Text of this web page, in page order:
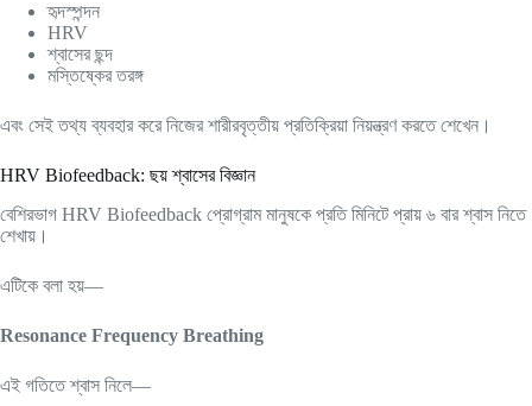
হৃদস্পন্দন
HRV
শ্বাসের ছন্দ
মস্তিষ্কের তরঙ্গ
এবং সেই তথ্য ব্যবহার করে নিজের শারীরবৃত্তীয় প্রতিক্রিয়া নিয়ন্ত্রণ করতে শেখেন।
HRV Biofeedback: ছয় শ্বাসের বিজ্ঞান
বেশিরভাগ HRV Biofeedback প্রোগ্রাম মানুষকে প্রতি মিনিটে প্রায় ৬ বার শ্বাস নিতে
শেখায়।
এটিকে বলা হয়—
Resonance Frequency Breathing
এই গতিতে শ্বাস নিলে—